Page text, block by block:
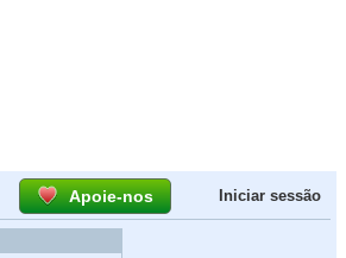
Apoie-nos Iniciar sessão